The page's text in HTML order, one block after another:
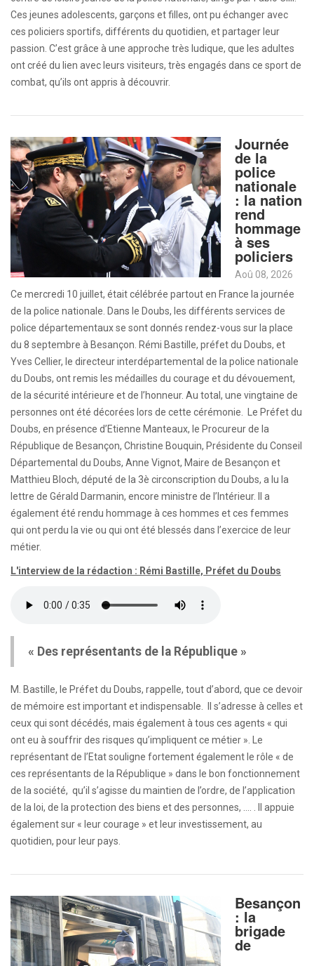
Ces jeunes adolescents, garçons et filles, ont pu échanger avec
ces policiers sportifs, différents du quotidien, et partager leur
passion. C’est grâce à une approche très ludique, que les adultes
ont créé du lien avec leurs visiteurs, très engagés dans ce sport de
combat, qu’ils ont appris à découvrir.
Journée
de la
police
nationale
: la nation
rend
hommage
à ses
policiers
Aoû 08, 2026
Ce mercredi 10 juillet, était célébrée partout en France la journée
de la police nationale. Dans le Doubs, les différents services de
police départementaux se sont donnés rendez-vous sur la place
du 8 septembre à Besançon. Rémi Bastille, préfet du Doubs, et
Yves Cellier, le directeur interdépartemental de la police nationale
du Doubs, ont remis les médailles du courage et du dévouement,
de la sécurité intérieure et de l’honneur. Au total, une vingtaine de
personnes ont été décorées lors de cette cérémonie. Le Préfet du
Doubs, en présence d’Etienne Manteaux, le Procureur de la
République de Besançon, Christine Bouquin, Présidente du Conseil
Départemental du Doubs, Anne Vignot, Maire de Besançon et
Matthieu Bloch, député de la 3è circonscription du Doubs, a lu la
lettre de Gérald Darmanin, encore ministre de l’Intérieur. Il a
également été rendu hommage à ces hommes et ces femmes
qui ont perdu la vie ou qui ont été blessés dans l’exercice de leur
métier.
L'interview de la rédaction : Rémi Bastille, Préfet du Doubs
« Des représentants de la République »
M. Bastille, le Préfet du Doubs, rappelle, tout d’abord, que ce devoir
de mémoire est important et indispensable. Il s’adresse à celles et
ceux qui sont décédés, mais également à tous ces agents « qui
ont eu à souffrir des risques qu’impliquent ce métier ». Le
représentant de l’Etat souligne fortement également le rôle « de
ces représentants de la République » dans le bon fonctionnement
de la société, qu’il s’agisse du maintien de l’ordre, de l’application
de la loi, de la protection des biens et des personnes, …. . Il appuie
également sur « leur courage » et leur investissement, au
quotidien, pour leur pays.
Besançon
: la
brigade
de